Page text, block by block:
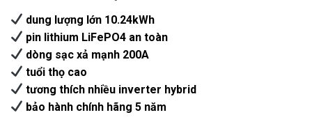
dung lượng lớn 10.24kWh
pin lithium LiFePO4 an toàn
dòng sạc xả mạnh 200A
tuổi thọ cao
tương thích nhiều inverter hybrid
bảo hành chính hãng 5 năm